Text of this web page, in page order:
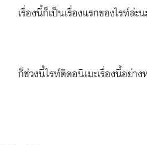
เรื่องนี้ก็เป็นเรื่องแรกของไรท์ล่
ก็ช่วงนี้ไรท์ติดอนิเมะเรื่องนี้อย่า
หนักแบบดูได้เป็นล้ารอบ(เวอร์